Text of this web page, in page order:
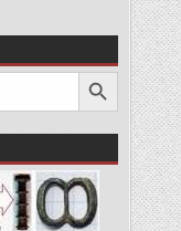
Zoekknop